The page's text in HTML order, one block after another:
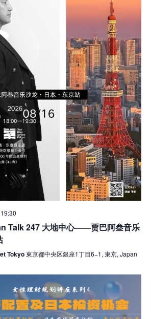
19:30
Talk 247 大地中心——贾巴阿叁音乐
Tokyo東京都中央区銀座1丁目6−1, 東京, Japan